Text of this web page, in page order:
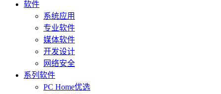
软件
系统应用
专业软件
媒体软件
开发设计
网络安全
系列软件
PC Home优选